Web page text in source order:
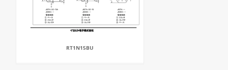
RT1N15BU